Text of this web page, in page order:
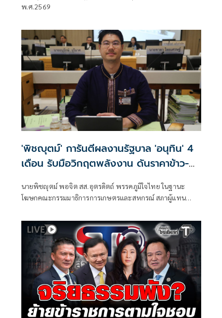
พ.ศ.2569
'พิชญุตม์' การันตีผลงานรัฐบาล 'อนุทิน' 4
เดือน รับมือวิกฤตพลังงาน ดันราคาข้าว-
ช่วยลดต้นทุน-ขยายตลาดโลก
นายพิชญุตม์ พอจิต สส.อุตรดิตถ์ พรรคภูมิใจไทย ในฐานะ
โฆษกคณะกรรมมาธิการการเกษตรและสหกรณ์ สภาผู้แทน
รัฐบาลภายใต้การนำของนายอนุทิน ชาญวีรกูล นายกรัฐมนตรี
เข้าบริหารประเทศ 4 เดือน สามารถรับมือกับวิกฤตพลังงาน
และสงครามตะวันออกกลางได้ดี ส่งผลให้ราคาสินค้าเกษตร
หลักปรับตัวสูงขึ้น